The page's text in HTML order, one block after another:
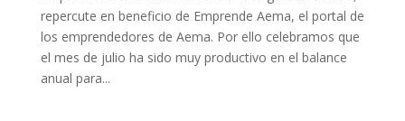
repercute en beneficio de Emprende Aema, el portal de
los emprendedores de Aema. Por ello celebramos que
el mes de julio ha sido muy productivo en el balance
anual para...